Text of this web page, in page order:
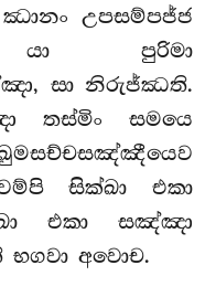
ඣානං උපසම්පජ්ජ
පුරිමා
සා නිරුජ්ඣති.
තස්මිං සමයෙ
සික්ඛා එකා
එකා සඤ්ඤා
අවොච.